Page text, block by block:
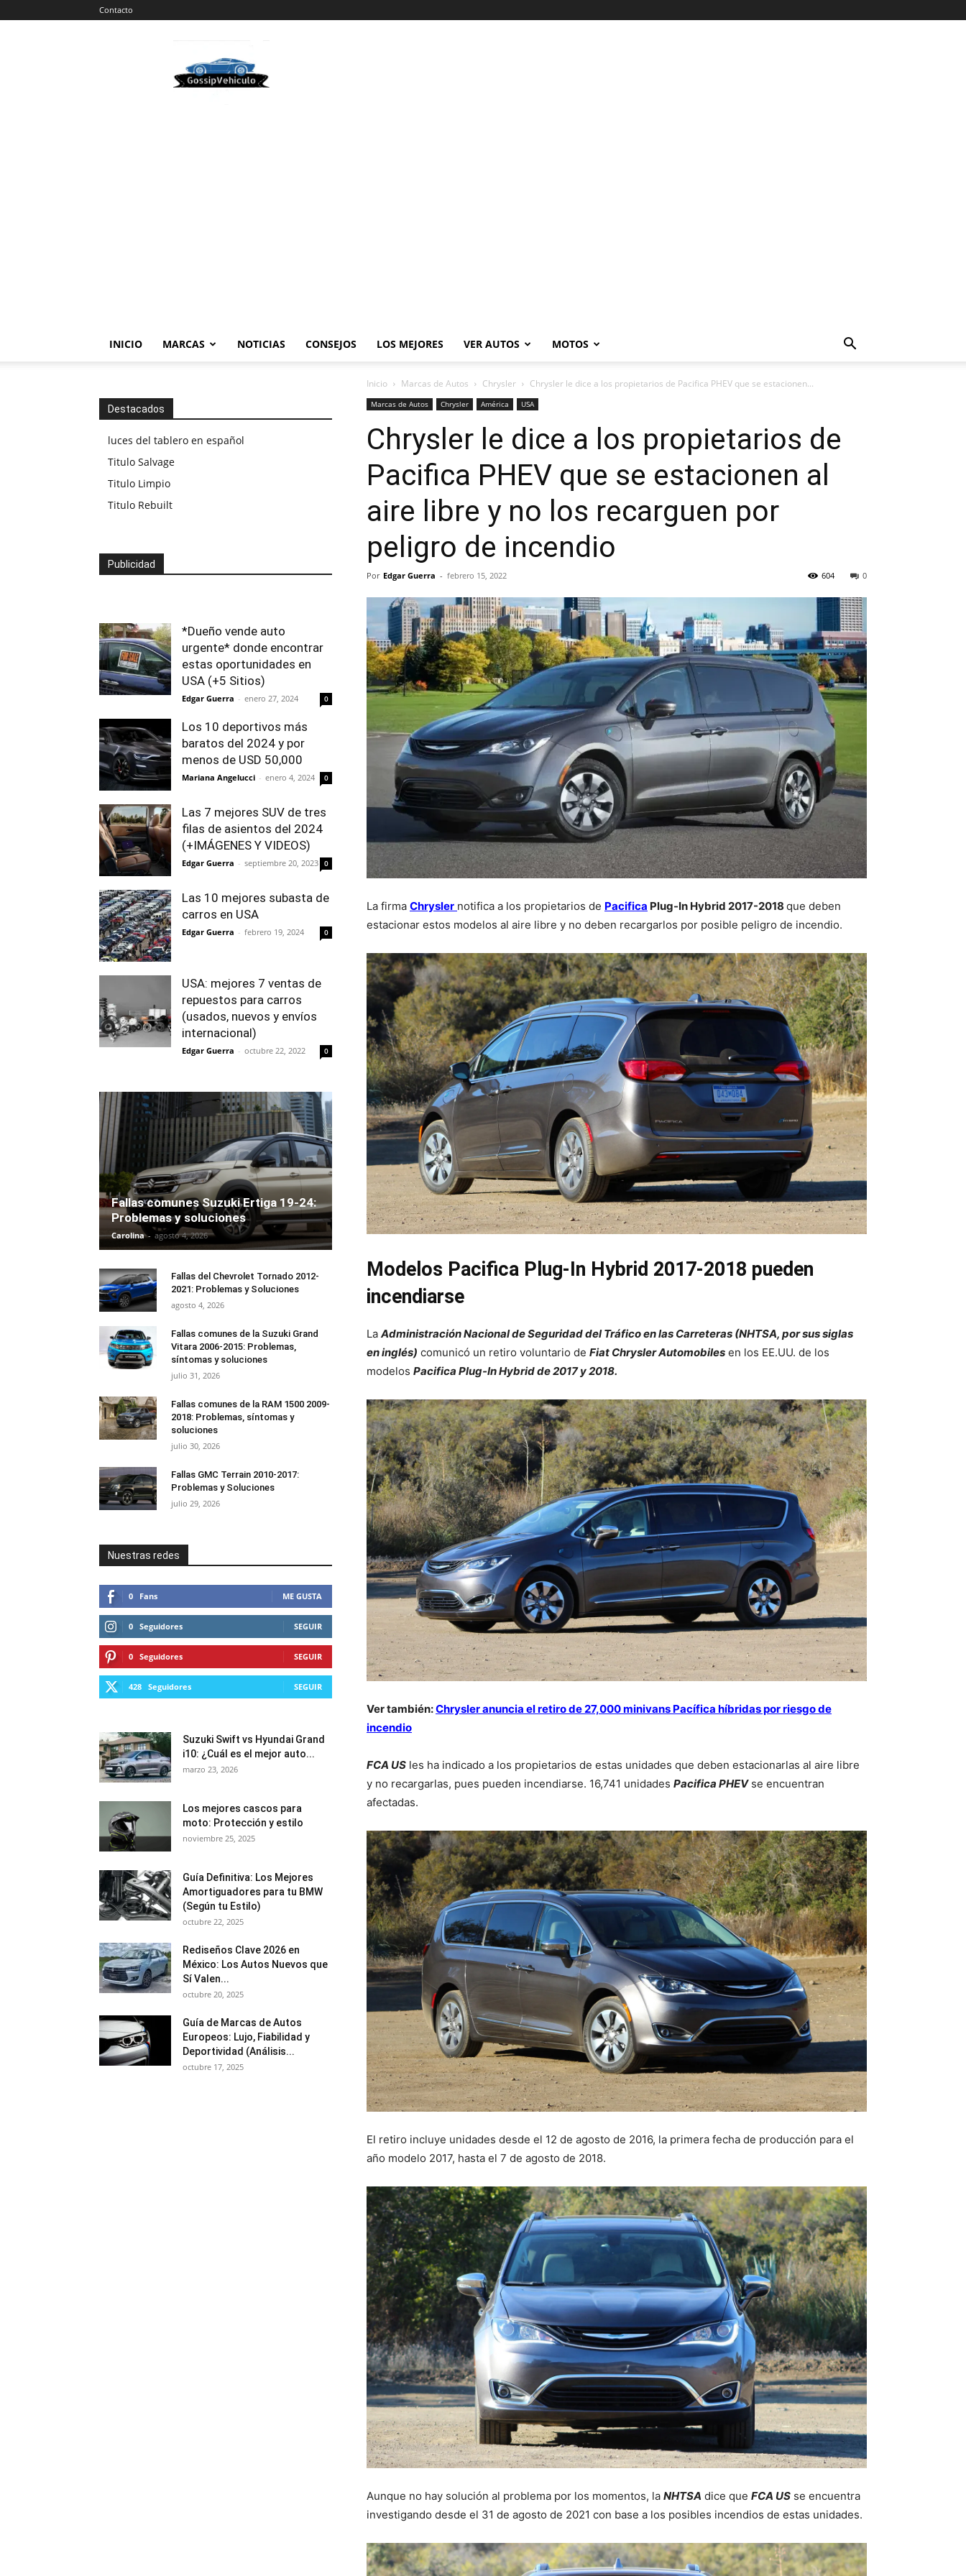
Contacto
Vehiculos
INICIO MARCAS NOTICIAS CONSEJOS LOS MEJORES VER AUTOS MOTOS
Inicio Marcas de Autos Chrysler Chrysler le dice a los propietarios de Pacifica PHEV que se estacionen...
Marcas de Autos Chrysler América USA
Chrysler le dice a los propietarios de
Pacifica PHEV que se estacionen al
aire libre y no los recarguen por
peligro de incendio
Por Edgar Guerra - febrero 15, 2022 0
604
La firma Chrysler notifica a los propietarios de Pacifica Plug-In Hybrid 2017-2018 que deben
estacionar estos modelos al aire libre y no deben recargarlos por posible peligro de incendio.
Modelos Pacifica Plug-In Hybrid 2017-2018 pueden
incendiarse
La Administración Nacional de Seguridad del Tráfico en las Carreteras (NHTSA, por sus siglas
en inglés) comunicó un retiro voluntario de Fiat Chrysler Automobiles en los EE.UU. de los
modelos Pacifica Plug-In Hybrid de 2017 y 2018.
Ver también:Chrysler anuncia el retiro de 27,000 minivans Pacífica híbridas por riesgo de
incendio
FCA US les ha indicado a los propietarios de estas unidades que deben estacionarlas al aire libre
y no recargarlas, pues pueden incendiarse. 16,741 unidades Pacifica PHEVse encuentran
afectadas.
El retiro incluye unidades desde el 12 de agosto de 2016, la primera fecha de producción para el
año modelo 2017, hasta el 7 de agosto de 2018.
Aunque no hay solución al problema por los momentos, la NHTSA dice que FCA US se encuentra
investigando desde el 31 de agosto de 2021 con base a los posibles incendios de estas unidades.
Destacados
luces del tablero en español
Titulo Salvage
Titulo Limpio
Titulo Rebuilt
Publicidad
*Dueño vende auto
urgente* donde encontrar
estas oportunidades en
USA (+5 Sitios)
Edgar Guerra - enero 27, 2024 0
Los 10 deportivos más
baratos del 2024 y por
menos de USD 50,000
Mariana Angelucci - enero 4, 2024 0
Las 7 mejores SUV de tres
filas de asientos del 2024
(+IMÁGENES Y VIDEOS)
Edgar Guerra - septiembre 20, 2023 0
Las 10 mejores subasta de
carros en USA
Edgar Guerra - febrero 19, 2024 0
USA: mejores 7 ventas de
repuestos para carros
(usados, nuevos y envíos
internacional)
Edgar Guerra - octubre 22, 2022 0
Fallas comunes Suzuki Ertiga 19-24:
Problemas y soluciones
Carolina - agosto 4, 2026
Fallas del Chevrolet Tornado 2012-
2021: Problemas y Soluciones
agosto 4, 2026
Fallas comunes de la Suzuki Grand
Vitara 2006-2015: Problemas,
síntomas y soluciones
julio 31, 2026
Fallas comunes de la RAM 1500 2009-
2018: Problemas, síntomas y
soluciones
julio 30, 2026
Fallas GMC Terrain 2010-2017:
Problemas y Soluciones
julio 29, 2026
Nuestras redes
0 Fans ME GUSTA
0 Seguidores SEGUIR
0 Seguidores SEGUIR
428 Seguidores SEGUIR
Suzuki Swift vs Hyundai Grand
i10: ¿Cuál es el mejor auto...
marzo 23, 2026
Los mejores cascos para
moto: Protección y estilo
noviembre 25, 2025
Guía Definitiva: Los Mejores
Amortiguadores para tu BMW
(Según tu Estilo)
octubre 22, 2025
Rediseños Clave 2026 en
México: Los Autos Nuevos que
Sí Valen...
octubre 20, 2025
Guía de Marcas de Autos
Europeos: Lujo, Fiabilidad y
Deportividad (Análisis...
octubre 17, 2025